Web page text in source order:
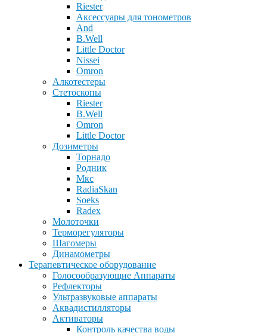
Riester
Аксессуары для тонометров
And
B.Well
Little Doctor
Nissei
Omron
Алкотестеры
Стетоскопы
Riester
B.Well
Omron
Little Doctor
Дозиметры
Торнадо
Родник
Мкс
RadiaSkan
Soeks
Radex
Молоточки
Терморегуляторы
Шагомеры
Динамометры
Терапевтическое оборудование
Голосообразующие Аппараты
Рефлекторы
Ультразвуковые аппараты
Аквадистилляторы
Активаторы
Контроль качества воды